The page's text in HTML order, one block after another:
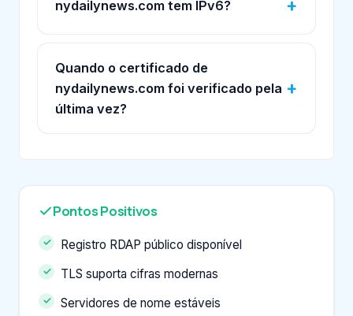
nydailynews.com tem IPv6?
Quando o certificado de
nydailynews.com foi verificado pela
última vez?
Pontos Positivos
Registro RDAP público disponível
TLS suporta cifras modernas
Servidores de nome estáveis